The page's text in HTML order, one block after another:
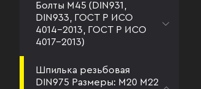
Болты М45 (DIN931,
DIN933, ГОСТ Р ИСО
4014-2013, ГОСТ Р ИСО
4017-2013)
Шпилька резьбовая
DIN975 Размеры: М20 М22